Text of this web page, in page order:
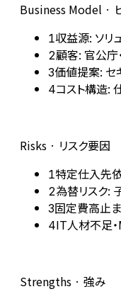
Business Model ·
1収益源: ソリ
2顧客: 官公庁
3価値提案: セ
4コスト構造:
Risks · リスク要因
1特定仕入先
2為替リスク:
3固定費高止
4IT人材不足
Strengths · 強み